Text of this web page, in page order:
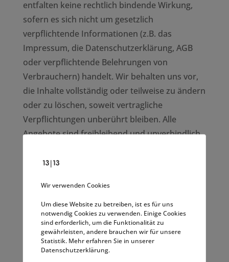
entfalten keine rechtlich bindende Wirkung,
sofern es sich nicht um gesetzlich
verpflichtende Informationen (z.B. das
Impressum, die Datenschutzerklärung, AGB
oder verpflichtende Belehrungen von
Verbrauchern) handelt. Wir behalten uns vor,
die Inhalte vollständig oder teilweise zu ändern
oder zu löschen, soweit vertragliche
Verpflichtungen unberührt bleiben. Alle
Angebote sind freibleibend und unverbindlich.
Webseiten, auf die wir direkt oder indirekt
verweisen, liegen außerhalb unseres
Verantwortungsbereiches und machen wir uns
nicht zu Eigen. Für alle Inhalte und
insbesondere für Schäden, die aus der
Nutzung der in den verlinkten Webseiten
aufrufbaren Informationen entstehen, haftet
Wir verwenden Cookies
Um diese Website zu betreiben, ist es für uns
notwendig Cookies zu verwenden. Einige Cookies
sind erforderlich, um die Funktionalität zu
gewährleisten, andere brauchen wir für unsere
Statistik. Mehr erfahren Sie in unserer
Datenschutzerklärung.